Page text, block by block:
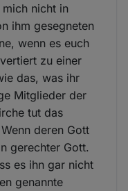
nicht in
ihm gesegneten
wenn es euch
zu einer
das, was ihr
Mitglieder der
tut das
deren Gott
gerechter Gott.
es ihn gar nicht
genannte